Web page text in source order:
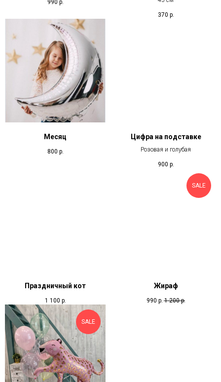
990 р.
370 р.
Месяц
800 р.
Цифра на подставке
Розовая и голубая
900 р.
Праздничный кот
1 100 р.
SALE
Жираф
990 р. 1 200 р.
SALE